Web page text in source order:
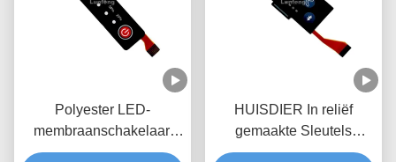
Polyester LED-
membraanschakelaar,
flexibel circuit aangepast
HUISDIER In reliëf
gemaakte Sleutels
LEIDENE